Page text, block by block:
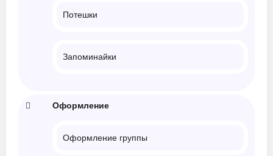
Потешки
Запоминайки
Оформление
Оформление группы